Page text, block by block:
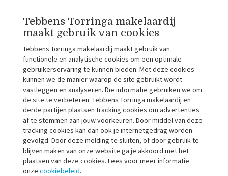
Tebbens Torringa makelaardij
maakt gebruik van cookies
Tebbens Torringa makelaardij maakt gebruik van
functionele en analytische cookies om een optimale
gebruikerservaring te kunnen bieden. Met deze cookies
kunnen we de manier waarop de site gebruikt wordt
vastleggen en analyseren. Die informatie gebruiken we om
de site te verbeteren. Tebbens Torringa makelaardij en
derde partijen plaatsen tracking cookies om advertenties
af te stemmen aan jouw voorkeuren. Door middel van deze
tracking cookies kan dan ook je internetgedrag worden
gevolgd. Door deze melding te sluiten, of door gebruik te
blijven maken van onze website ga je akkoord met het
plaatsen van deze cookies. Lees voor meer informatie
onze cookiebeleid.